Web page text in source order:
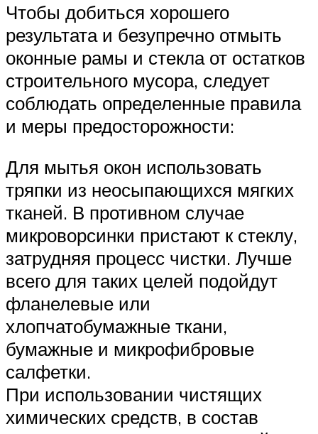
Чтобы добиться хорошего
результата и безупречно отмыть
оконные рамы и стекла от остатков
строительного мусора, следует
соблюдать определенные правила
и меры предосторожности:
Для мытья окон использовать
тряпки из неосыпающихся мягких
тканей. В противном случае
микроворсинки пристают к стеклу,
затрудняя процесс чистки. Лучше
всего для таких целей подойдут
фланелевые или
хлопчатобумажные ткани,
бумажные и микрофибровые
салфетки.
При использовании чистящих
химических средств, в состав